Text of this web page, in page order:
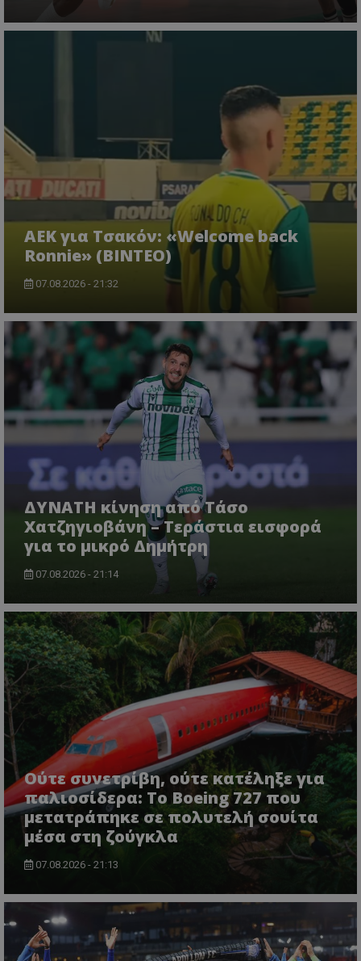
ΑΕΚ για Τσακόν: «Welcome back
Ronnie» (ΒΙΝΤΕΟ)
07.08.2026 - 21:32
ΔΥΝΑΤΗ κίνηση από Τάσο
Χατζηγιοβάνη – Τεράστια εισφορά
για το μικρό Δημήτρη
07.08.2026 - 21:14
Ούτε συνετρίβη, ούτε κατέληξε για
παλιοσίδερα: Το Boeing 727 που
μετατράπηκε σε πολυτελή σουίτα
μέσα στη ζούγκλα
07.08.2026 - 21:13